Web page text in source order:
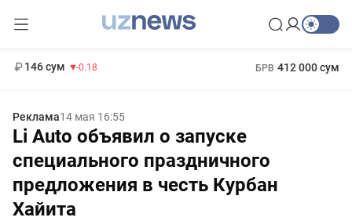
146 сум -0.18 БРВ 412 000 сум
Реклама14 мая 16:55
Li Auto объявил о запуске
специального праздничного
предложения в честь Курбан
Хайита